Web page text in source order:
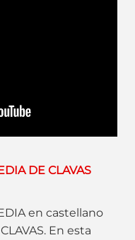
DE CLAVAS
en castellano
En esta